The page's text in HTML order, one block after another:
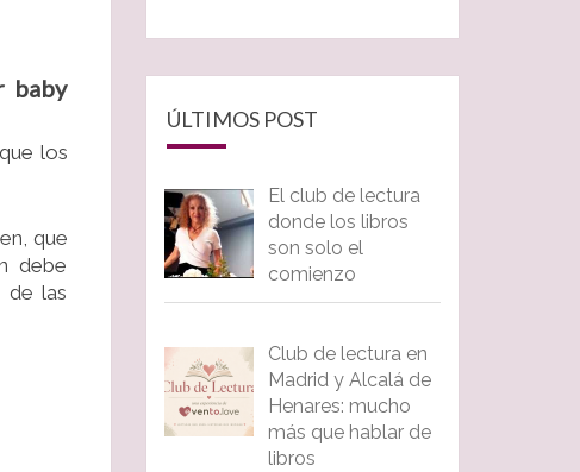
baby
los
que
debe
de las
ÚLTIMOS POST
El club de lectura
donde los libros
son solo el
comienzo
Club de lectura en
Madrid y Alcalá de
Henares: mucho
más que hablar de
libros